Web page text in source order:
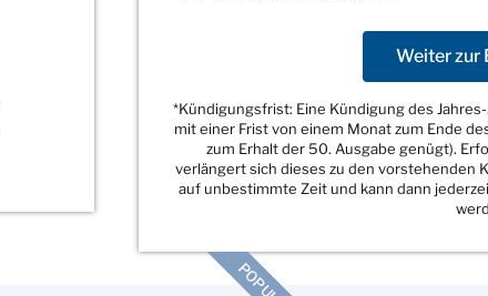
Weiter zur
*Kündigungsfrist: Eine Kündigung des
mit einer Frist von einem Monat zum Ende
zum Erhalt der 50. Ausgabe genügt).
verlängert sich dieses zu den vorstehenden
auf unbestimmte Zeit und kann dann